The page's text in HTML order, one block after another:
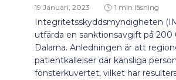
19 Januari, 2023 1 min läsning
Integritetsskyddsmyndigheten
utfärda en sanktionsavgift på
Dalarna. Anledningen är att
patientkallelser där känsliga
fönsterkuvertet, vilket har